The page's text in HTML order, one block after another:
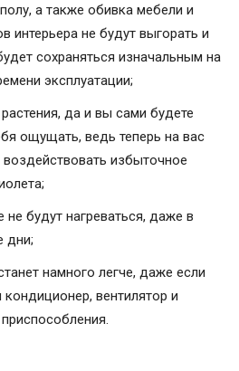
а также обивка мебели и
интерьера не будут выгорать и
сохраняться изначальным на
эксплуатации;
да и вы сами будете
ощущать, ведь теперь на вас
избыточное
не будут нагреваться, даже в
дни;
намного легче, даже если
вентилятор и